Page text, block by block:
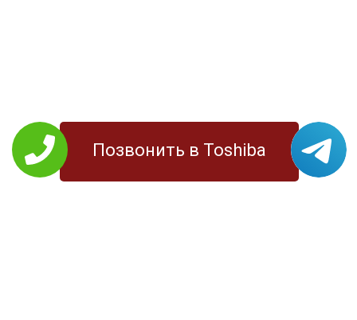
Позвонить в Toshiba